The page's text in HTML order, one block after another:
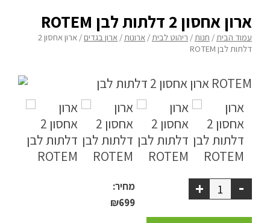
ריפוד לריהוט גן
פינות זולה
מיטות לכלבים
ריהוט גן
פינות ישיבה
ספסל אחסון
כריות נוי
ארון אחסון 2 דלתות לבן ROTEM
עמוד הבית/ חנות/ ריהוט לבית/ ארונות/ ארון בגדים
/ ארון אחסון 2
דלתות לבן ROTEM
-
+
מחיר:
₪699